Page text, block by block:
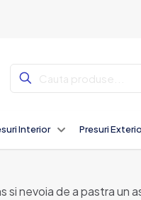
Interior Presuri
si nevoia de a pastra un